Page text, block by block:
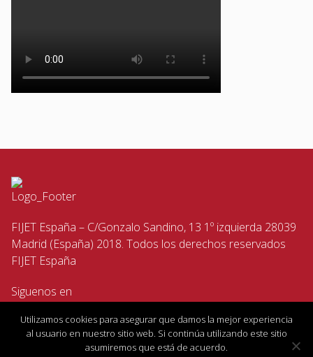
FIJET España – C/Gonzalo Sandino, 13 1º izquierda 28039
Madrid (España) 2018. Todos los derechos reservados
FIJET España
Siguenos en
Utilizamos cookies para asegurar que damos la mejor experiencia
al usuario en nuestro sitio web. Si continúa utilizando este sitio
asumiremos que está de acuerdo.